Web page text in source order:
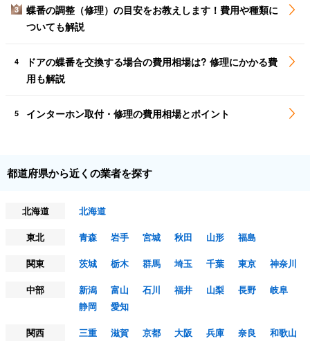
3
蝶番の調整（修理）の目安をお教えします！費用や種類に
ついても解説
4
ドアの蝶番を交換する場合の費用相場は? 修理にかかる費
用も解説
5 インターホン取付・修理の費用相場とポイント
都道府県から近くの業者を探す
北海道
北海道
東北
青森 岩手 宮城 秋田 山形
福島
関東
茨城 栃木 群馬 埼玉 千葉 東京
神奈川
中部
新潟 富山 石川 福井 山梨 長野
岐阜
静岡
愛知
関西
三重 滋賀 京都 大阪 兵庫 奈良
和歌山